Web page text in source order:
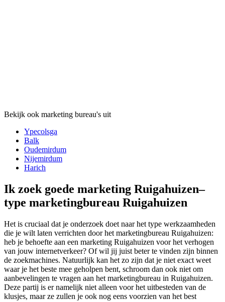
Bekijk ook marketing bureau's uit
Ypecolsga
Balk
Oudemirdum
Nijemirdum
Harich
Ik zoek goede marketing Ruigahuizen–
type marketingbureau Ruigahuizen
Het is cruciaal dat je onderzoek doet naar het type werkzaamheden
die je wilt laten verrichten door het marketingbureau Ruigahuizen:
heb je behoefte aan een marketing Ruigahuizen voor het verhogen
van jouw internetverkeer? Of wil jij juist beter te vinden zijn binnen
de zoekmachines. Natuurlijk kan het zo zijn dat je niet exact weet
waar je het beste mee geholpen bent, schroom dan ook niet om
aanbevelingen te vragen aan het marketingbureau in Ruigahuizen.
Deze partij is er namelijk niet alleen voor het uitbesteden van de
klusjes, maar ze zullen je ook nog eens voorzien van het best